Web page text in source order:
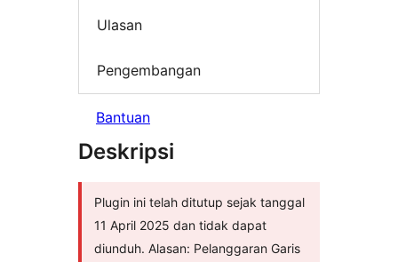
Ulasan
Pengembangan
Bantuan
Deskripsi
Plugin ini telah ditutup sejak tanggal
11 April 2025 dan tidak dapat
diunduh. Alasan: Pelanggaran Garis